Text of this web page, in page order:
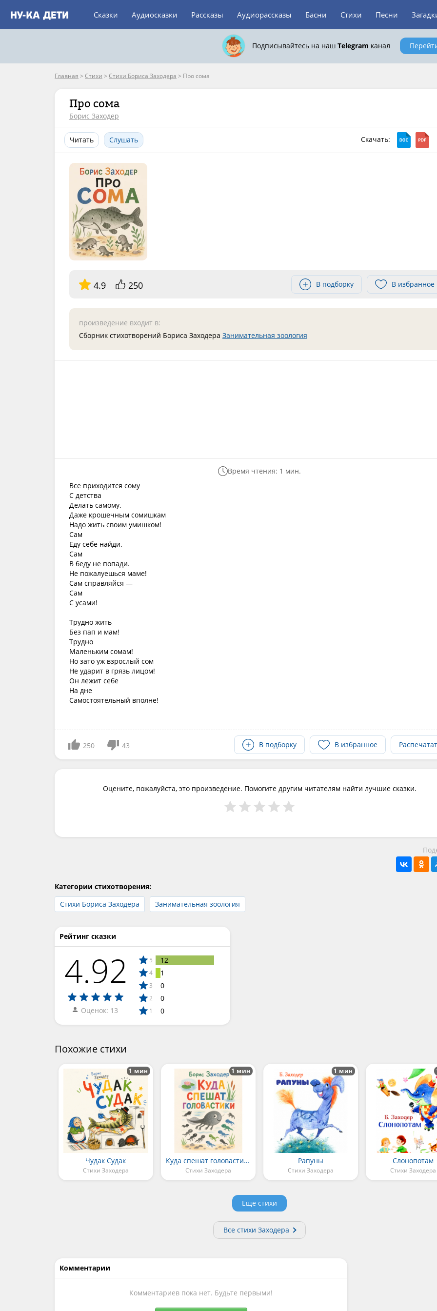
Сказки Аудиосказки Рассказы Аудиорассказы Басни Стихи Песни
Подписывайтесь на наш Telegram канал
Главная > Стихи > Стихи Бориса Заходера > Про сома
Про сома
Борис Заходер
Читать Слушать Скачать:
4.9 250 В подборку В избранное
произведение входит в:
Сборник стихотворений Бориса Заходера Занимательная зоология
Время чтения: 1 мин.
Все приходится сому
С детства
Делать самому.
Даже крошечным сомишкам
Надо жить своим умишком!
Сам
Еду себе найди.
Сам
В беду не попади.
Не пожалуешься маме!
Сам справляйся —
Сам
С усами!
Трудно жить
Без пап и мам!
Трудно
Маленьким сомам!
Но зато уж взрослый сом
Не ударит в грязь лицом!
Он лежит себе
На дне
Самостоятельный вполне!
250 43 В подборку В избранное
Оцените, пожалуйста, это произведение. Помогите другим читателям найти лучшие сказки.
Категории стихотворения:
Стихи Бориса Заходера
Занимательная зоология
Рейтинг сказки
4.92
Оценок: 13
5 12
4 1
3 0
2 0
1 0
Похожие стихи
Чудак Судак
Стихи Заходера
1 мин
Куда спешат головастики
Стихи Заходера
1 мин
Рапуны
Стихи Заходера
1 мин
Слонопотам
Стихи Заходера
Еще стихи
Все стихи Заходера
Комментарии
Комментариев пока нет. Будьте первыми!